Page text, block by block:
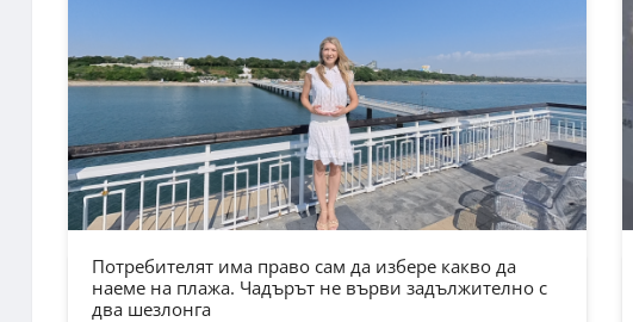
Потребителят има право сам да избере какво да
наеме на плажа. Чадърът не върви задължително с
два шезлонга